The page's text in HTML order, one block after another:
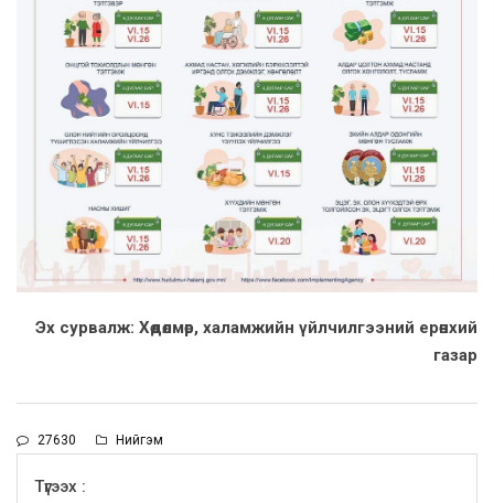
Эх сурвалж: Хөдөлмөр, халамжийн үйлчилгээний ерөнхий
газар
27630 Нийгэм
Түгээх :